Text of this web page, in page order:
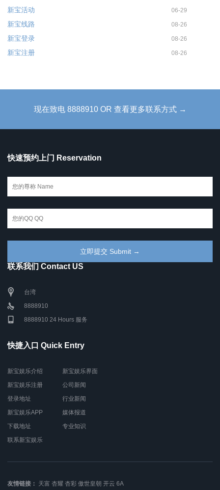
新宝活动 06-29
新宝线路 08-26
新宝登录 08-26
新宝注册 08-26
现在致电 8888910 OR 查看更多联系方式 →
快速预约上门 Reservation
联系我们 Contact US
台湾
8888910
8888910 24 Hours 服务
快捷入口 Quick Entry
新宝娱乐介绍
新宝娱乐注册
登录地址
新宝娱乐APP
下载地址
联系新宝娱乐
新宝娱乐界面
公司新闻
行业新闻
媒体报道
专业知识
友情链接： 天富 杏耀 杏彩 傲世皇朝 开云 6A